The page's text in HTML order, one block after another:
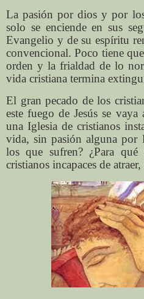
La pasión por dios y por
solo se enciende en sus
Evangelio y de su espíritu
convencional. Poco tiene
orden y la frialdad de lo
vida cristiana termina
El gran pecado de los
este fuego de Jesús se vaya
una Iglesia de cristianos
vida, sin pasión alguna
los que sufren? ¿Para
cristianos incapaces de